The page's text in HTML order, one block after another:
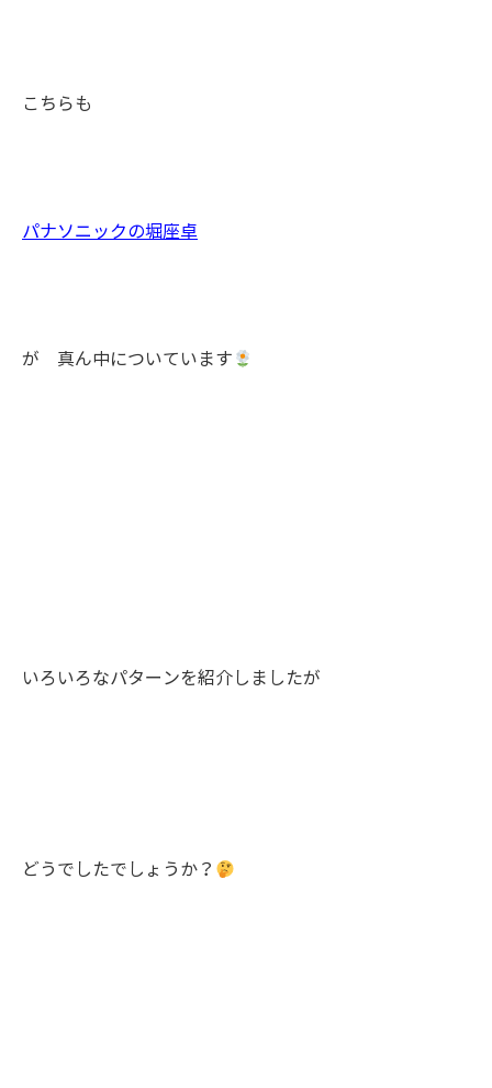
こちらも
パナソニックの堀座卓
が 真ん中についています
いろいろなパターンを紹介しましたが
どうでしたでしょうか？